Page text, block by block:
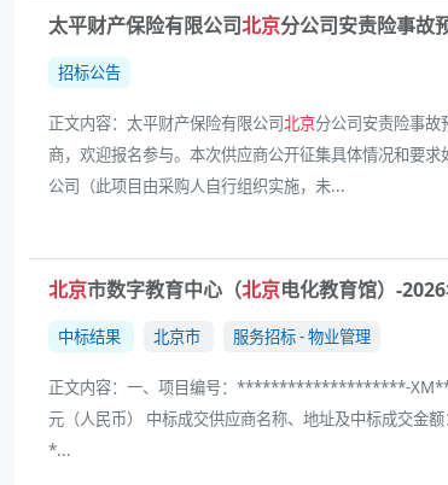
太平财产保险有限公司北京分公司安责险事故
招标公告
正文内容：太平财产保险有限公司北京分公司安责险事
商，欢迎报名参与。本次供应商公开征集具体情况和要
公司（此项目由采购人自行组织实施，未...
北京市数字教育中心（北京电化教育馆）-
中标结果 北京市 服务招标 - 物业管理
正文内容：一、项目编号：********************-XM***
元（人民币） 中标成交供应商名称、地址及中标成交金
*...